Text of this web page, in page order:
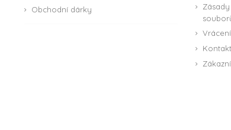
Obchodní dárky